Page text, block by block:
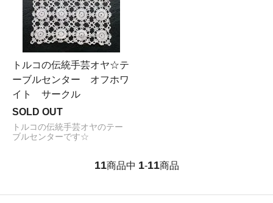
トルコの伝統手芸オヤ☆テ
ーブルセンター オフホワ
イト サークル
SOLD OUT
トルコの伝統手芸オヤのテー
ブルセンターです☆
11商品中 1-11商品